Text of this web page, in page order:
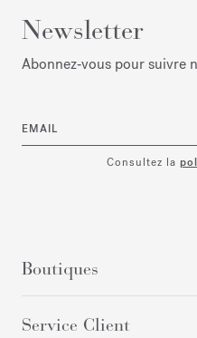
Newsletter
Abonnez‑vous pour suivre
EMAIL
Consultez la
Boutiques
Service Client